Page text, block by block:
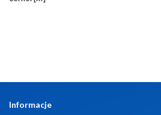
Informacje